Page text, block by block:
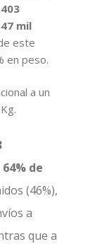
mil
este
en peso.
a un
64% de
(46%),
a
que a